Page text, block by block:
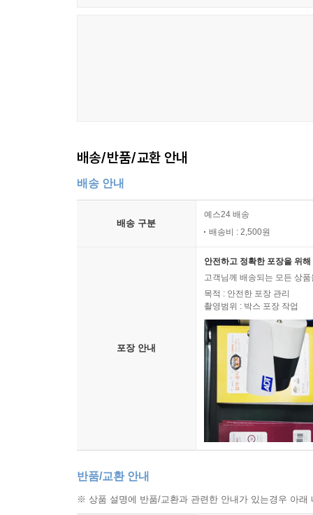
페르소나 80
낙엽 질 때 82
침묵의 소리 83
의문, 아직도 91
물 위에 뜬 하양 98
나무꾼 생각 100
까치 생각 102
배송/반품/교환 안내
배송 안내
배송 구분
예스24 배송
배송비 : 2,500원
포장 안내
안전하고 정확한 포장을 위
고객님께 배송되는 모든 상
목적 : 안전한 포장 관리
촬영범위 : 박스 포장 작업
반품/교환 안내
※ 상품 설명에 반품/교환과 관련한 안내가 있는경우 아